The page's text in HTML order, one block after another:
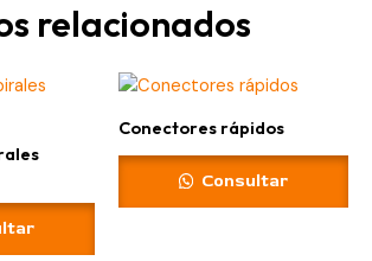
relacionados
Conectores rápidos
Consultar